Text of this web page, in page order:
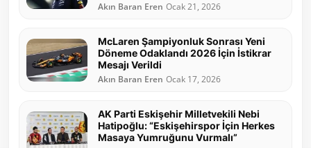
Akın Baran Eren Ocak 21, 2026
McLaren Şampiyonluk Sonrası Yeni
Döneme Odaklandı 2026 İçin İstikrar
Mesajı Verildi
Akın Baran Eren Ocak 17, 2026
AK Parti Eskişehir Milletvekili Nebi
Hatipoğlu: “Eskişehirspor İçin Herkes
Masaya Yumruğunu Vurmalı”